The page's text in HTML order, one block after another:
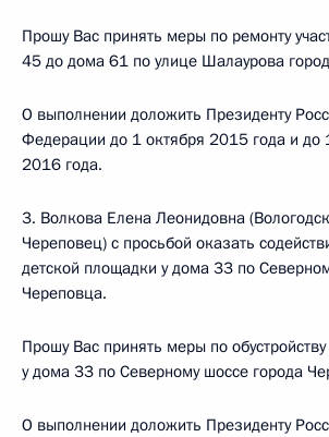
Прошу Вас принять меры по ремонту
45 до дома 61 по улице Шалаурова
О выполнении доложить Президенту
Федерации до 1 октября 2015 года и до
2016 года.
3. Волкова Елена Леонидовна
Череповец) с просьбой оказать
детской площадки у дома 33 по
Череповца.
Прошу Вас принять меры по
у дома 33 по Северному шоссе города
О выполнении доложить Президенту